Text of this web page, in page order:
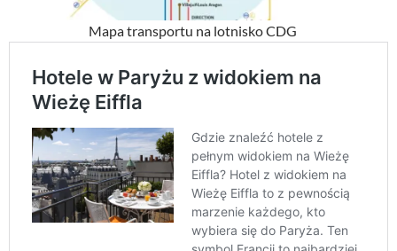
Mapa transportu na lotnisko CDG